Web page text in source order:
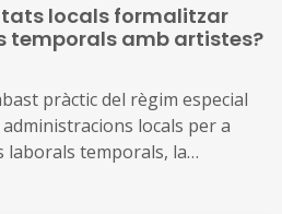
locals formalitzar
temporals amb artistes?
pràctic del règim especial
locals per a
laborals temporals, la